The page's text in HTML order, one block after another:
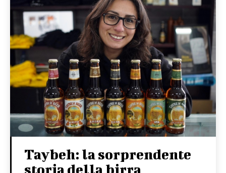
Taybeh: la sorprendente
storia della birra